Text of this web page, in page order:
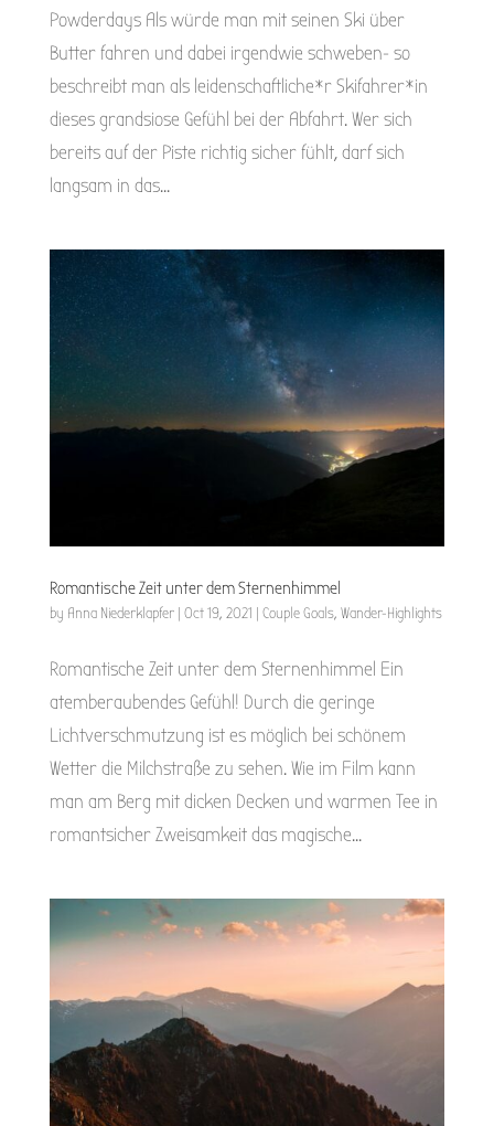
Powderdays Als würde man mit seinen Ski über
Butter fahren und dabei irgendwie schweben- so
beschreibt man als leidenschaftliche*r Skifahrer*in
dieses grandsiose Gefühl bei der Abfahrt. Wer sich
bereits auf der Piste richtig sicher fühlt, darf sich
langsam in das...
Romantische Zeit unter dem Sternenhimmel
by Anna Niederklapfer| Oct 19, 2021 | Couple Goals, Wander-Highlights
Romantische Zeit unter dem Sternenhimmel Ein
atemberaubendes Gefühl! Durch die geringe
Lichtverschmutzung ist es möglich bei schönem
Wetter die Milchstraße zu sehen. Wie im Film kann
man am Berg mit dicken Decken und warmen Tee in
romantsicher Zweisamkeit das magische...